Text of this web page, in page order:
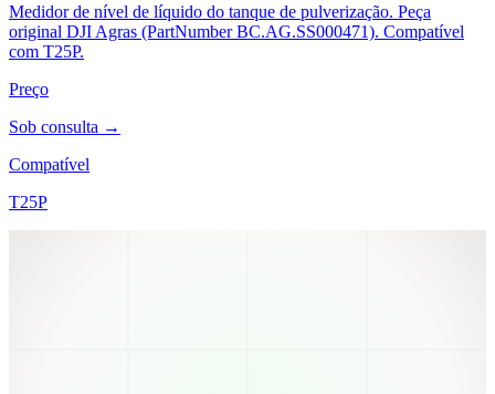
Medidor de nível de líquido do tanque de pulverização. Peça
original DJI Agras (PartNumber BC.AG.SS000471). Compatível
com T25P.
Preço
Sob consulta →
Compatível
T25P